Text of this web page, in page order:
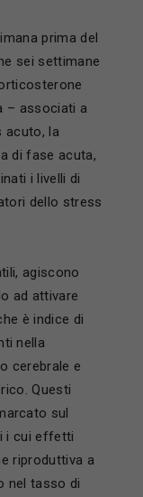
prima del
sei settimane
– associati a
acuto, la
di fase acuta,
i livelli di
dello stress
agiscono
ad attivare
è indice di
nella
cerebrale e
Questi
sul
i cui effetti
riproduttiva a
nel tasso di